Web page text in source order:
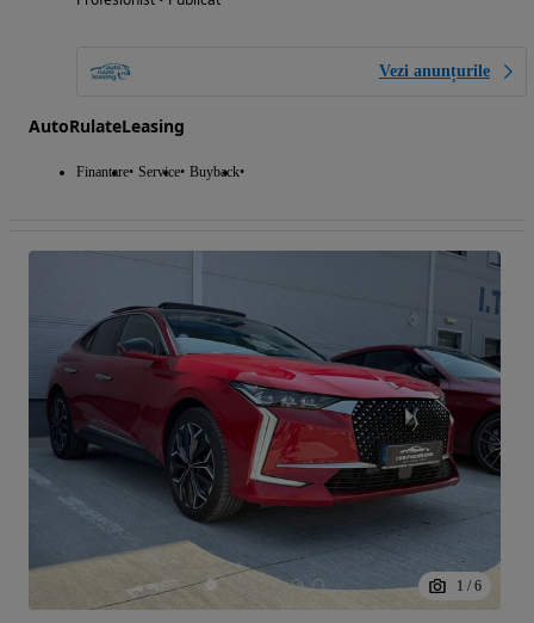
Vezi anunțurile
AutoRulateLeasing
Finantare Service Buyback
1 / 6